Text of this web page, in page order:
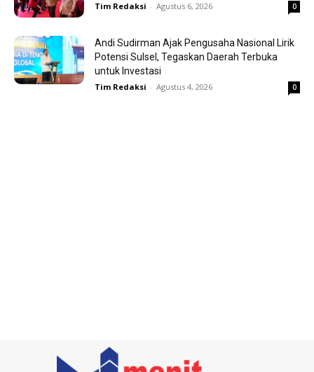
Tim Redaksi - Agustus 6, 2026 0
Andi Sudirman Ajak Pengusaha Nasional Lirik
Potensi Sulsel, Tegaskan Daerah Terbuka
untuk Investasi
Tim Redaksi - Agustus 4, 2026 0